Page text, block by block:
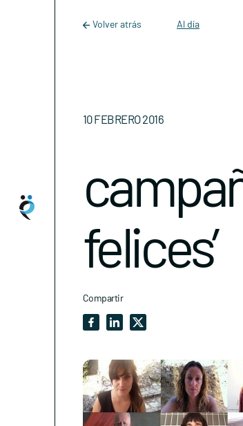
Main Navigation
Volver atrás Al día
10 FEBRERO 2016
felices’
Compartir